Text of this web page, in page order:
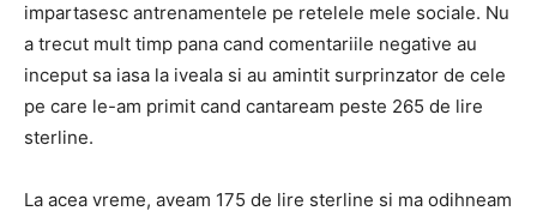
impartasesc antrenamentele pe retelele mele sociale. Nu
a trecut mult timp pana cand comentariile negative au
inceput sa iasa la iveala si au amintit surprinzator de cele
pe care le-am primit cand cantaream peste 265 de lire
sterline.
La acea vreme, aveam 175 de lire sterline si ma odihneam